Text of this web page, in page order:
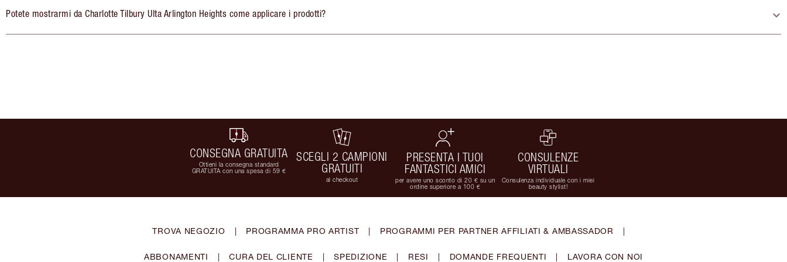
Potete mostrarmi da Charlotte Tilbury Ulta Arlington Heights come applicare i prodotti?
CONSEGNA GRATUITA
Ottieni la consegna standard
GRATUITA con una spesa di 59 €
SCEGLI 2 CAMPIONI
GRATUITI
al checkout
PRESENTA I TUOI
FANTASTICI AMICI
per avere uno sconto di 20 € su un
ordine superiore a 100 €
CONSULENZE
VIRTUALI
Consulenza individuale con i miei
beauty stylist!
TROVA NEGOZIO | PROGRAMMA PRO ARTIST | PROGRAMMI PER PARTNER AFFILIATI & AMBASSADOR |
ABBONAMENTI | CURA DEL CLIENTE | SPEDIZIONE | RESI | DOMANDE FREQUENTI | LAVORA CON NOI